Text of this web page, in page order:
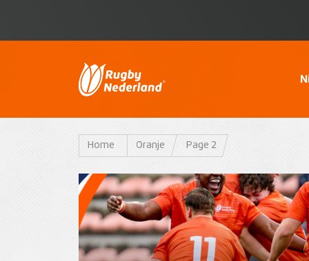
Home Oranje Page 2